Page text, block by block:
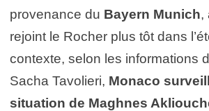
provenance du Bayern Munich,
rejoint le Rocher plus tôt dans
contexte, selon les informations
Sacha Tavolieri, Monaco
situation de Maghnes